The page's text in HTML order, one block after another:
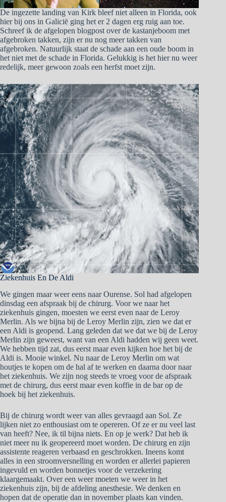
De ingezette landing van Kirk bleef niet alleen in Florida, ook
hier bij ons in Galicië ging het er 2 dagen erg ruig aan toe.
Schreef ik de afgelopen blogpost over de kastanjeboom met
afgebroken takken, zijn er nu nog meer takken van
afgebroken. Natuurlijk staat de schade aan een oude boom in
het niet met de schade in Florida. Gelukkig is het hier nu weer
redelijk, meer gewoon zoals een herfst moet zijn.
Ziekenhuis En De Aldi
We gingen maar weer eens naar Ourense. Sol had afgelopen
dinsdag een afspraak bij de chirurg. Voor we naar het
ziekenhuis gingen, moesten we eerst even naar de Leroy
Merlin. Als we bijna bij de Leroy Merlin zijn, zien we dat er
een Aldi is geopend. Lang geleden dat we dat we bij de Leroy
Merlin zijn geweest, want van een Aldi hadden wij geen weet.
We hebben tijd zat, dus eerst maar even kijken hoe het bij de
Aldi is. Mooie winkel. Nu naar de Leroy Merlin om wat
houtjes te kopen om de hal af te werken en daarna door naar
het ziekenhuis. We zijn nog steeds te vroeg voor de afspraak
met de chirurg, dus eerst maar even koffie in de bar op de
hoek bij het ziekenhuis.
Bij de chirurg wordt weer van alles gevraagd aan Sol. Ze
lijken niet zo enthousiast om te opereren. Of ze er nu veel last
van heeft? Nee, ik til bijna niets. En op je werk? Dat heb ik
niet meer nu ik geopereerd moet worden. De chirurg en zijn
assistente reageren verbaasd en geschrokken. Ineens komt
alles in een stroomversnelling en worden er allerlei papieren
ingevuld en worden bonnetjes voor de verzekering
klaargemaakt. Over een weer moeten we weer in het
ziekenhuis zijn, bij de afdeling anesthesie. We denken en
hopen dat de operatie dan in november plaats kan vinden.